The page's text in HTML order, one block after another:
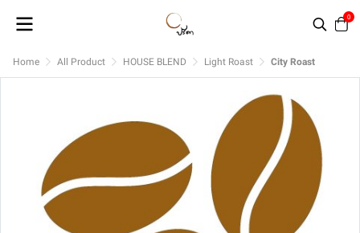
0
Home All Product HOUSE BLEND Light Roast City Roast